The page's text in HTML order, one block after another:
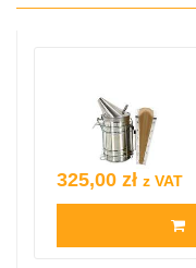
325,00 zł z VAT